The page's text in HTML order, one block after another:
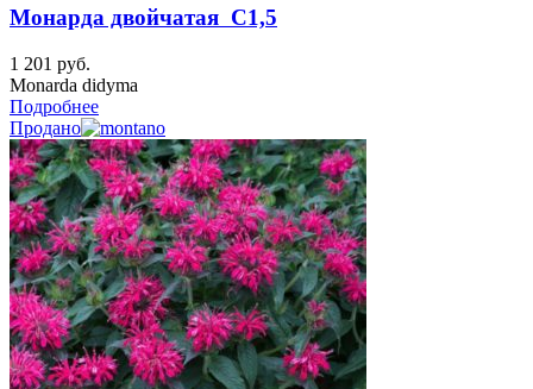
Монарда двойчатая C1,5
1 201 руб.
Monarda didyma
Подробнее
Продано